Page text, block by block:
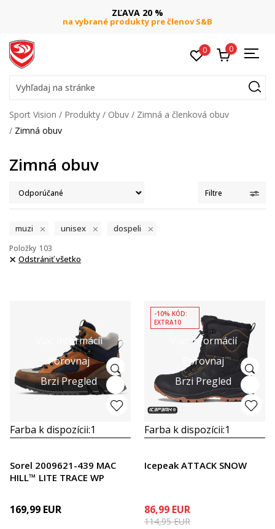
ZĽAVA 20 %
na vybrané produkty pre členov S&B
0 0
Vyhľadaj na stránke
Sport Vision Produkty Obuv
Zimná a členková obuv
Zimná obuv
Zimná obuv
Filtre
muzi unisex dospeli
103
Položky
Odstrániť všetko
Viac informácií
Porovnaj
Brzi Pregled
Farba k dispozícii:1
Sorel 2009621-439 MAC
HILL™ LITE TRACE WP
169,99 EUR
Viac informácií
Porovnaj
Brzi Pregled
-10% KÓD:
EXTRA10
Farba k dispozícii:1
Icepeak ATTACK SNOW
86,99 EUR
114,95EUR